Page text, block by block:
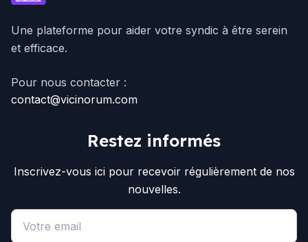
Une plateforme pour aider votre syndic à être serein
et efficace.
Pour nous contacter :
contact@vicinorum.com
Restez informés
Inscrivez-vous ici pour recevoir régulièrement de nos
nouvelles.
Email address